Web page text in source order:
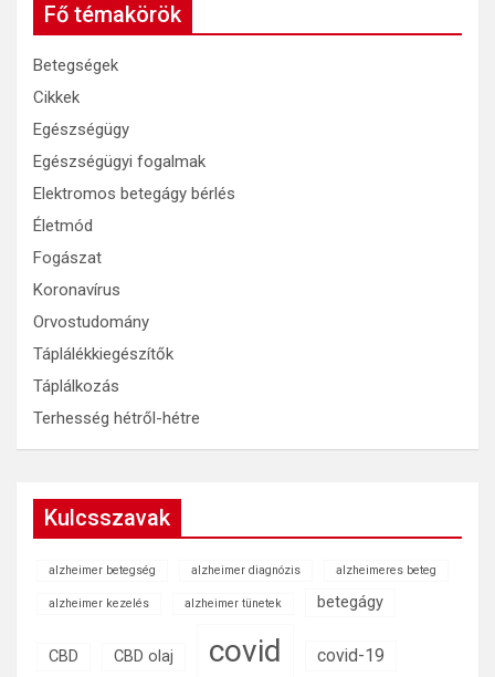
Fő témakörök
Betegségek
Cikkek
Egészségügy
Egészségügyi fogalmak
Elektromos betegágy bérlés
Életmód
Fogászat
Koronavírus
Orvostudomány
Táplálékkiegészítők
Táplálkozás
Terhesség hétről-hétre
Kulcsszavak
alzheimer betegség alzheimer diagnózis alzheimeres beteg
alzheimer kezelés alzheimer tünetek betegágy
CBD CBD olaj covid covid-19